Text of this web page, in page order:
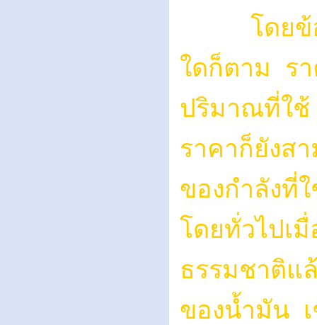
โดยข้อเ
ใดก็ตาม ร
ปริมาณที่ใช้
ราคาก็ยังส
ของกำลังที่
โดยทั่วไปเ
ธรรมชาติแ
ของน้ำมัน เ